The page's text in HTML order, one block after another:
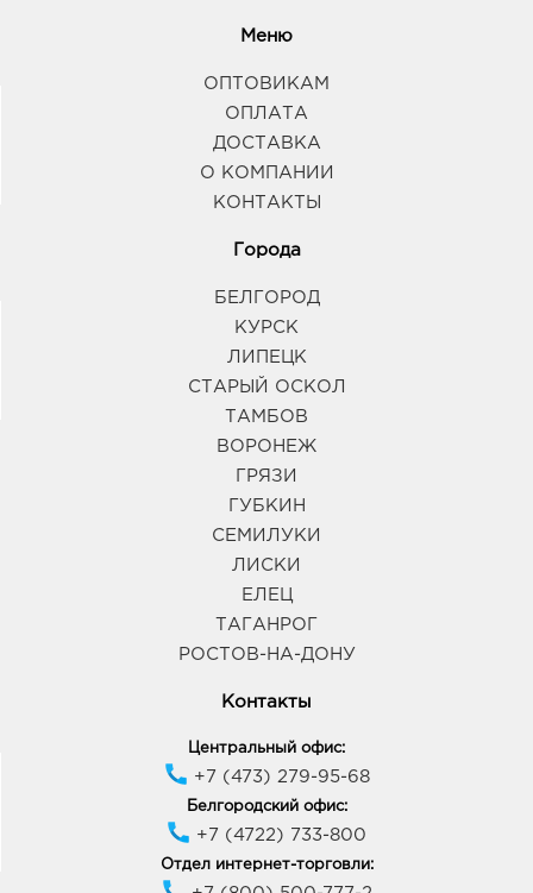
Меню
ОПТОВИКАМ
ОПЛАТА
ДОСТАВКА
О КОМПАНИИ
КОНТАКТЫ
Города
БЕЛГОРОД
КУРСК
ЛИПЕЦК
СТАРЫЙ ОСКОЛ
ТАМБОВ
ВОРОНЕЖ
ГРЯЗИ
ГУБКИН
СЕМИЛУКИ
ЛИСКИ
ЕЛЕЦ
ТАГАНРОГ
РОСТОВ-НА-ДОНУ
Контакты
Центральный офис:
+7 (473) 279-95-68
Белгородский офис:
+7 (4722) 733-800
Отдел интернет-торговли: